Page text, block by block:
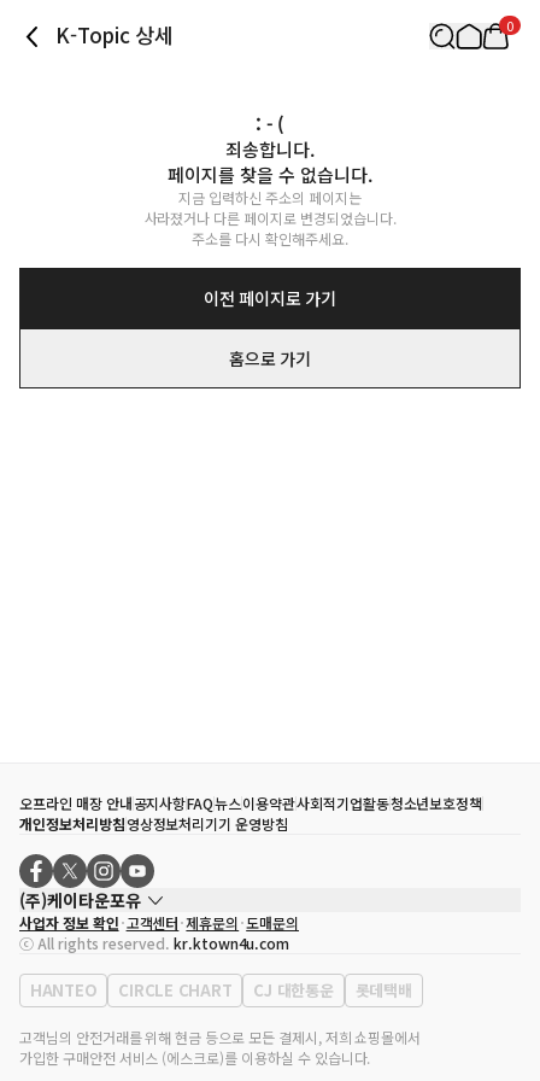
K-Topic 상세 0
: - (
죄송합니다.
페이지를 찾을 수 없습니다.
지금 입력하신 주소의 페이지는
사라졌거나 다른 페이지로 변경되었습니다.
주소를 다시 확인해주세요.
이전 페이지로 가기
홈으로 가기
오프라인 매장 안내공지사항FAQ뉴스이용약관사회적기업활동청소년보호정책
개인정보처리방침영상정보처리기기 운영방침
(주)케이타운포유
대표자
송효민
사업자등록번호
120-87-71116
통신판매업 신고번호 제2011-서울강남-02223
대표전화
02-552-9855
사업자 정보 확인 고객센터 제휴문의 도매문의
ⓒ All rights reserved. kr.ktown4u.com
HANTEO CIRCLE CHART CJ 대한통운 롯데택배
고객님의 안전거래를 위해 현금 등으로 모든 결제시, 저희 쇼핑몰에서
가입한 구매안전 서비스 (에스크로)를 이용하실 수 있습니다.